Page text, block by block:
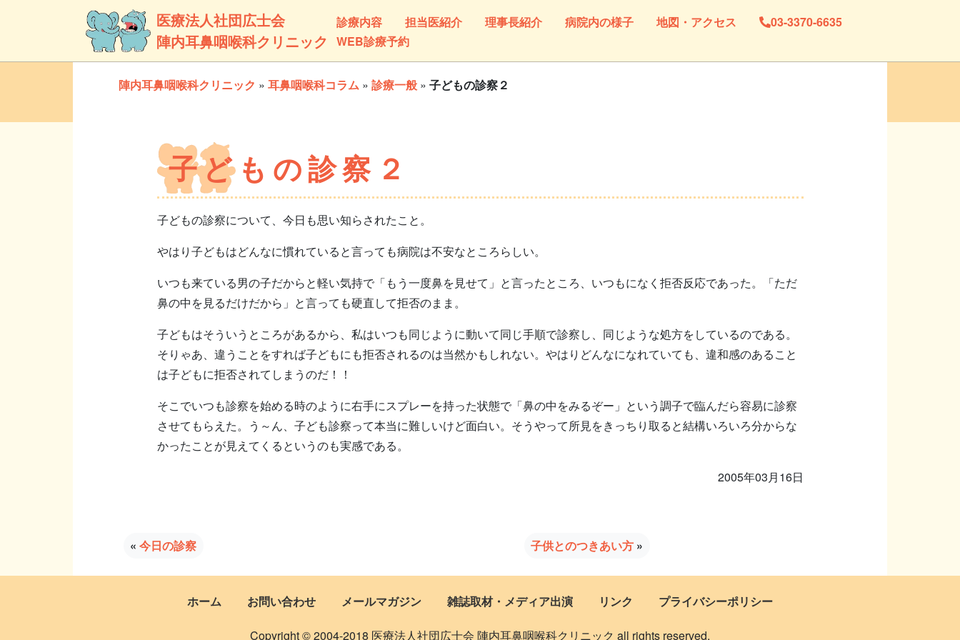
医療法人社団広士会
陣内耳鼻咽喉科クリニック
診療内容 担当医紹介 理事長紹介 病院内の様子 地図・アクセス
03-3370-6635
WEB診療予約
陣内耳鼻咽喉科クリニック » 耳鼻咽喉科コラム » 診療一般 » 子どもの診察２
子どもの診察２
子どもの診察について、今日も思い知らされたこと。
やはり子どもはどんなに慣れていると言っても病院は不安なところらしい。
いつも来ている男の子だからと軽い気持で「もう一度鼻を見せて」と言ったところ、いつもになく拒否反応であった。「ただ
鼻の中を見るだけだから」と言っても硬直して拒否のまま。
子どもはそういうところがあるから、私はいつも同じように動いて同じ手順で診察し、同じような処方をしているのである。
そりゃあ、違うことをすれば子どもにも拒否されるのは当然かもしれない。やはりどんなになれていても、違和感のあること
は子どもに拒否されてしまうのだ！！
そこでいつも診察を始める時のように右手にスプレーを持った状態で「鼻の中をみるぞー」という調子で臨んだら容易に診察
させてもらえた。う～ん、子ども診察って本当に難しいけど面白い。そうやって所見をきっちり取ると結構いろいろ分からな
かったことが見えてくるというのも実感である。
2005年03月16日
«今日の診察 子供とのつきあい方 »
ホーム お問い合わせ メールマガジン 雑誌取材・メディア出演 リンク プライバシーポリシー
Copyright © 2004-2018 医療法人社団広士会 陣内耳鼻咽喉科クリニック all rights reserved.